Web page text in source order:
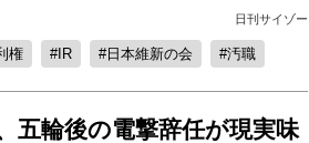
日刊サイゾー
権 IR 日本維新の会 汚職
五輪後の電撃辞任が現実味